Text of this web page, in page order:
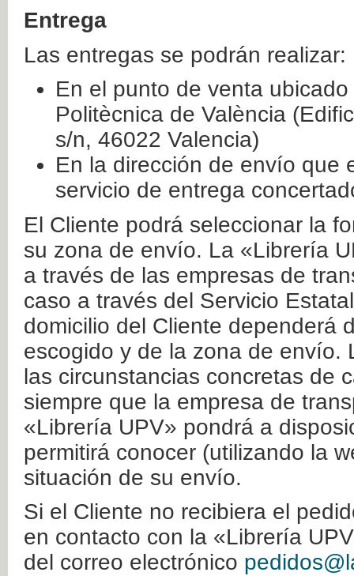
Entrega
Las entregas se podrán realizar:
En el punto de venta
Politècnica de València
s/n, 46022 Valencia)
En la dirección de envío que
servicio de entrega
El Cliente podrá seleccionar la
su zona de envío. La «Librería
a través de las empresas de
caso a través del Servicio
domicilio del Cliente dependerá
escogido y de la zona de envío.
las circunstancias concretas de
siempre que la empresa de
«Librería UPV» pondrá a
permitirá conocer (utilizando la
situación de su envío.
Si el Cliente no recibiera el
en contacto con la «Librería
del correo electrónico